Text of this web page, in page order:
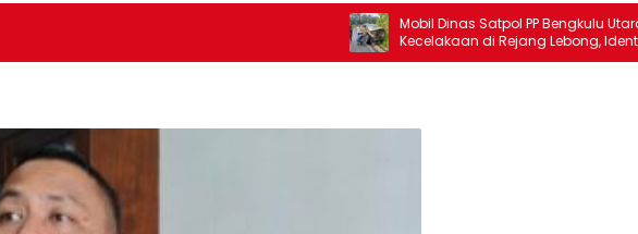
Mobil Dinas Satpol PP Bengkulu Utara
Kecelakaan di Rejang Lebong, Identitas
Pengemudi Tuai Sorotan